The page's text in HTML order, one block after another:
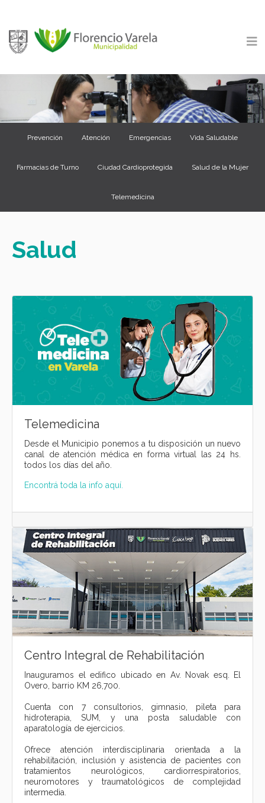
Prevención Atención Emergencias Vida Saludable
Farmacias de Turno Ciudad Cardioprotegida Salud de la Mujer
Telemedicina
Salud
Telemedicina
Desde el Municipio ponemos a tu disposición un nuevo
canal de atención médica en forma virtual las 24 hs.
todos los días del año.
Encontrá toda la info aquí.
Centro Integral de Rehabilitación
Inauguramos el edifico ubicado en Av. Novak esq. El
Overo, barrio KM 26,700.
Cuenta con 7 consultorios, gimnasio, pileta para
hidroterapia, SUM, y una posta saludable con
aparatología de ejercicios.
Ofrece atención interdisciplinaria orientada a la
rehabilitación, inclusión y asistencia de pacientes con
tratamientos neurológicos, cardiorrespiratorios,
neuromotores y traumatológicos de complejidad
intermedia.